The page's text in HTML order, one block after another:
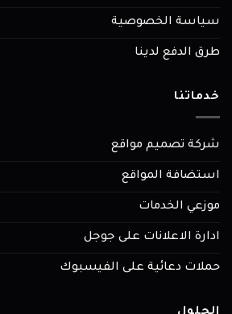
سياسة الخصوصية
طرق الدفع لدينا
خدماتنا
شركة تصميم مواقع
استضافة المواقع
موزعي الخدمات
ادارة الاعلانات على جوجل
حملات دعائية على الفيسبوك